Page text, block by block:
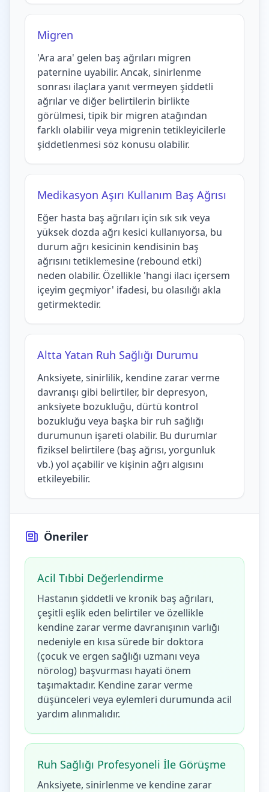
Migren
'Ara ara' gelen baş ağrıları migren
paternine uyabilir. Ancak, sinirlenme
sonrası ilaçlara yanıt vermeyen şiddetli
ağrılar ve diğer belirtilerin birlikte
görülmesi, tipik bir migren atağından
farklı olabilir veya migrenin tetikleyicilerle
şiddetlenmesi söz konusu olabilir.
Medikasyon Aşırı Kullanım Baş Ağrısı
Eğer hasta baş ağrıları için sık sık veya
yüksek dozda ağrı kesici kullanıyorsa, bu
durum ağrı kesicinin kendisinin baş
ağrısını tetiklemesine (rebound etki)
neden olabilir. Özellikle 'hangi ilacı içersem
içeyim geçmiyor' ifadesi, bu olasılığı akla
getirmektedir.
Altta Yatan Ruh Sağlığı Durumu
Anksiyete, sinirlilik, kendine zarar verme
davranışı gibi belirtiler, bir depresyon,
anksiyete bozukluğu, dürtü kontrol
bozukluğu veya başka bir ruh sağlığı
durumunun işareti olabilir. Bu durumlar
fiziksel belirtilere (baş ağrısı, yorgunluk
vb.) yol açabilir ve kişinin ağrı algısını
etkileyebilir.
Öneriler
Acil Tıbbi Değerlendirme
Hastanın şiddetli ve kronik baş ağrıları,
çeşitli eşlik eden belirtiler ve özellikle
kendine zarar verme davranışının varlığı
nedeniyle en kısa sürede bir doktora
(çocuk ve ergen sağlığı uzmanı veya
nörolog) başvurması hayati önem
taşımaktadır. Kendine zarar verme
düşünceleri veya eylemleri durumunda acil
yardım alınmalıdır.
Ruh Sağlığı Profesyoneli İle Görüşme
Anksiyete, sinirlenme ve kendine zarar